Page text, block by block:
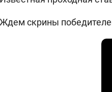
Ждем скрины